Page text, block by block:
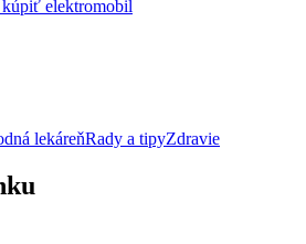
kúpiť elektromobil
lekáreňRady a tipyZdravie